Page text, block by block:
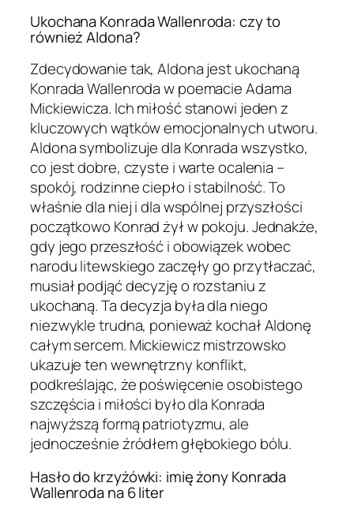
Ukochana Konrada Wallenroda: czy to
również Aldona?
Zdecydowanie tak, Aldona jest ukochaną
Konrada Wallenroda w poemacie Adama
Mickiewicza. Ich miłość stanowi jeden z
kluczowych wątków emocjonalnych utworu.
Aldona symbolizuje dla Konrada wszystko,
co jest dobre, czyste i warte ocalenia –
spokój, rodzinne ciepło i stabilność. To
właśnie dla niej i dla wspólnej przyszłości
początkowo Konrad żył w pokoju. Jednakże,
gdy jego przeszłość i obowiązek wobec
narodu litewskiego zaczęły go przytłaczać,
musiał podjąć decyzję o rozstaniu z
ukochaną. Ta decyzja była dla niego
niezwykle trudna, ponieważ kochał Aldonę
całym sercem. Mickiewicz mistrzowsko
ukazuje ten wewnętrzny konflikt,
podkreślając, że poświęcenie osobistego
szczęścia i miłości było dla Konrada
najwyższą formą patriotyzmu, ale
jednocześnie źródłem głębokiego bólu.
Hasło do krzyżówki: imię żony Konrada
Wallenroda na 6 liter